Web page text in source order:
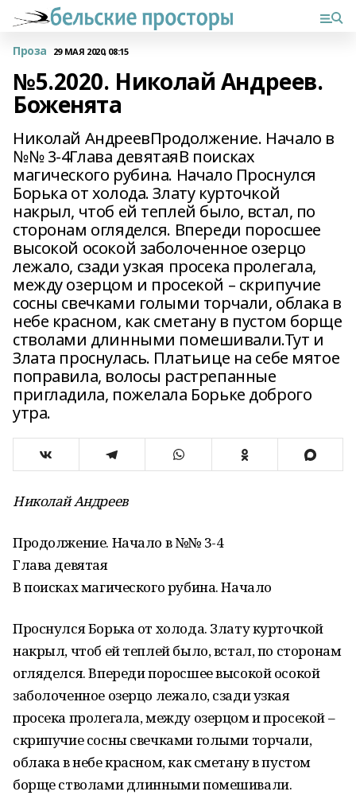
Проза 29 МАЯ 2020, 08:15
№5.2020. Николай Андреев.
Боженята
Николай АндреевПродолжение. Начало в
№№ 3-4Глава девятаяВ поисках
магического рубина. Начало Проснулся
Борька от холода. Злату курточкой
накрыл, чтоб ей теплей было, встал, по
сторонам огляделся. Впереди поросшее
высокой осокой заболоченное озерцо
лежало, сзади узкая просека пролегала,
между озерцом и просекой – скрипучие
сосны свечками голыми торчали, облака в
небе красном, как сметану в пустом борще
стволами длинными помешивали.Тут и
Злата проснулась. Платьице на себе мятое
поправила, волосы растрепанные
пригладила, пожелала Борьке доброго
утра.
Николай Андреев
Продолжение. Начало в №№ 3-4
Глава девятая
В поисках магического рубина. Начало
Проснулся Борька от холода. Злату курточкой
накрыл, чтоб ей теплей было, встал, по сторонам
огляделся. Впереди поросшее высокой осокой
заболоченное озерцо лежало, сзади узкая
просека пролегала, между озерцом и просекой –
скрипучие сосны свечками голыми торчали,
облака в небе красном, как сметану в пустом
борще стволами длинными помешивали.